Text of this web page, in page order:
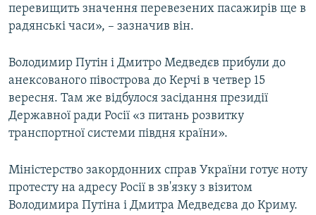
ІНФОГРАФІКА
ДОЛУЧАЙСЯ!
Усі сайти RFE/RL
перевищить значення перевезених пасажирів ще в
радянські часи», – зазначив він.
Володимир Путін і Дмитро Медведєв прибули до
анексованого півострова до Керчі в четвер 15
вересня. Там же відбулося засідання президії
Державної ради Росії «з питань розвитку
транспортної системи півдня країни».
Міністерство закордонних справ України готує ноту
протесту на адресу Росії в зв'язку з візитом
Володимира Путіна і Дмитра Медведєва до Криму.